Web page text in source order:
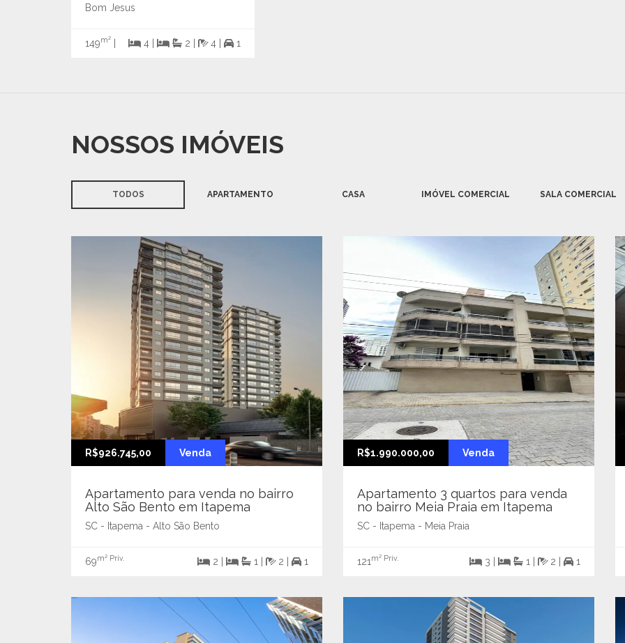
Bom Jesus
149m² 4 | 2 | 4 | 1
NOSSOS IMÓVEIS
TODOS APARTAMENTO CASA IMÓVEL COMERCIAL SALA COMERCIAL
R$926.745,00 Venda
Apartamento para venda no bairro
Alto São Bento em Itapema
SC - Itapema - Alto São Bento
69m² Priv. 2 | 1 | 2 | 1
R$1.990.000,00 Venda
Apartamento 3 quartos para venda
no bairro Meia Praia em Itapema
SC - Itapema - Meia Praia
121 m² Priv. 3 | 1 | 2 | 1